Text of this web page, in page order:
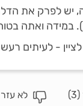
יש לפרק את
במידה ואתה
- לעיתים
3
)